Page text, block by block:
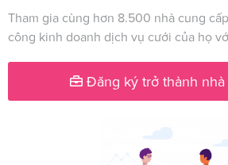
Tham gia cùng hơn 8.500 nhà cung
công kinh doanh dịch vụ cưới của họ
Đăng ký trở thành